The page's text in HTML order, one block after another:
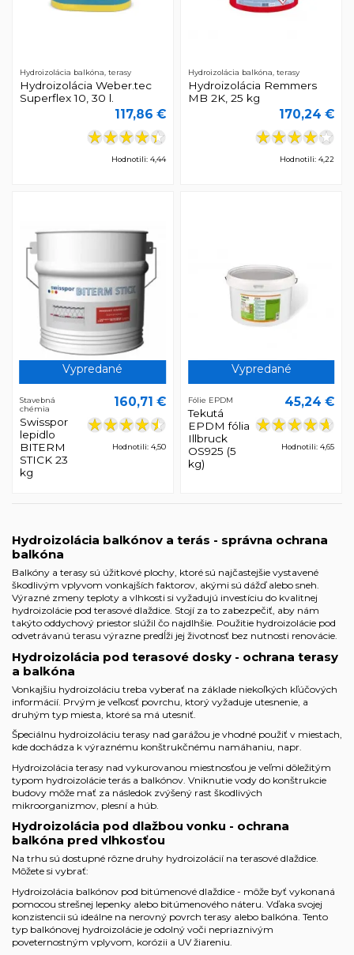
Hydroizolácia balkóna, terasy
Hydroizolácia Weber.tec
Superflex 10, 30 l.
117,86 €
Hodnotili: 4,44
Hydroizolácia balkóna, terasy
Hydroizolácia Remmers
MB 2K, 25 kg
170,24 €
Hodnotili: 4,22
Vypredané
Stavebná
chémia
Swisspor
lepidlo
BITERM
STICK 23
kg
160,71 €
Hodnotili: 4,50
Vypredané
Fólie EPDM
Tekutá
EPDM fólia
Illbruck
OS925 (5
kg)
45,24 €
Hodnotili: 4,65
Hydroizolácia balkónov a terás - správna ochrana
balkóna
Balkóny a terasy sú úžitkové plochy, ktoré sú najčastejšie vystavené
škodlivým vplyvom vonkajších faktorov, akými sú dážď alebo sneh.
Výrazné zmeny teploty a vlhkosti si vyžadujú investíciu do kvalitnej
hydroizolácie pod terasové dlaždice. Stojí za to zabezpečiť, aby nám
takýto oddychový priestor slúžil čo najdlhšie. Použitie hydroizolácie pod
odvetrávanú terasu výrazne predĺži jej životnosť bez nutnosti renovácie.
Hydroizolácia pod terasové dosky - ochrana terasy
a balkóna
Vonkajšiu hydroizoláciu treba vyberať na základe niekoľkých kľúčových
informácií. Prvým je veľkosť povrchu, ktorý vyžaduje utesnenie, a
druhým typ miesta, ktoré sa má utesniť.
Špeciálnu hydroizoláciu terasy nad garážou je vhodné použiť v miestach,
kde dochádza k výraznému konštrukčnému namáhaniu, napr.
Hydroizolácia terasy nad vykurovanou miestnosťou je veľmi dôležitým
typom hydroizolácie terás a balkónov. Vniknutie vody do konštrukcie
budovy môže mať za následok zvýšený rast škodlivých
mikroorganizmov, plesní a húb.
Hydroizolácia pod dlažbou vonku - ochrana
balkóna pred vlhkosťou
Na trhu sú dostupné rôzne druhy hydroizolácií na terasové dlaždice.
Môžete si vybrať:
Hydroizolácia balkónov pod bitúmenové dlaždice - môže byť vykonaná
pomocou strešnej lepenky alebo bitúmenového náteru. Vďaka svojej
konzistencii sú ideálne na nerovný povrch terasy alebo balkóna. Tento
typ balkónovej hydroizolácie je odolný voči nepriaznivým
poveternostným vplyvom, korózii a UV žiareniu.